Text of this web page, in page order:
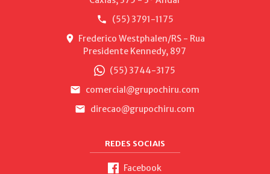
(55) 3791-1175
Frederico Westphalen/RS - Rua
Presidente Kennedy, 897
(55) 3744-3175
comercial@grupochiru.com
direcao@grupochiru.com
REDES SOCIAIS
Facebook